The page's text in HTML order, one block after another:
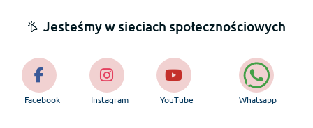
Jesteśmy w sieciach społecznościowych
Facebook Instagram YouTube Whatsapp